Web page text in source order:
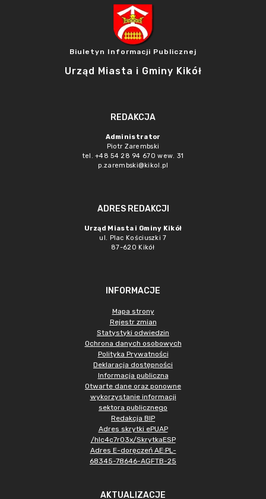
Biuletyn Informacji Publicznej
Urząd Miasta i Gminy Kikół
REDAKCJA
Administrator
Piotr Zarembski
tel. +48 54 28 94 670 wew. 31
p.zarembski@kikol.pl
ADRES REDAKCJI
Urząd Miasta i Gminy Kikół
ul. Plac Kościuszki 7
87-620 Kikół
INFORMACJE
Mapa strony
Rejestr zmian
Statystyki odwiedzin
Ochrona danych osobowych
Polityka Prywatności
Deklaracja dostępności
Informacja publiczna
Otwarte dane oraz ponowne
wykorzystanie informacji
sektora publicznego
Redakcja BIP
Adres skrytki ePUAP
/hlc4c7r03x/SkrytkaESP
Adres E-doręczeń AE:PL-
68345-78646-AGFTB-25
AKTUALIZACJE